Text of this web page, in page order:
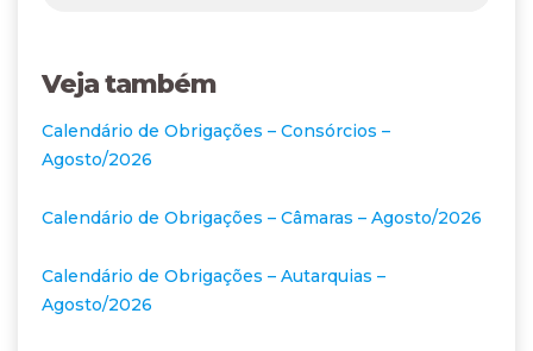
Veja também
Calendário de Obrigações – Consórcios –
Agosto/2026
Calendário de Obrigações – Câmaras – Agosto/2026
Calendário de Obrigações – Autarquias –
Agosto/2026